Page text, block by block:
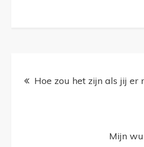
Bericht
navigatie
Hoe zou het zijn als jij er
Mijn